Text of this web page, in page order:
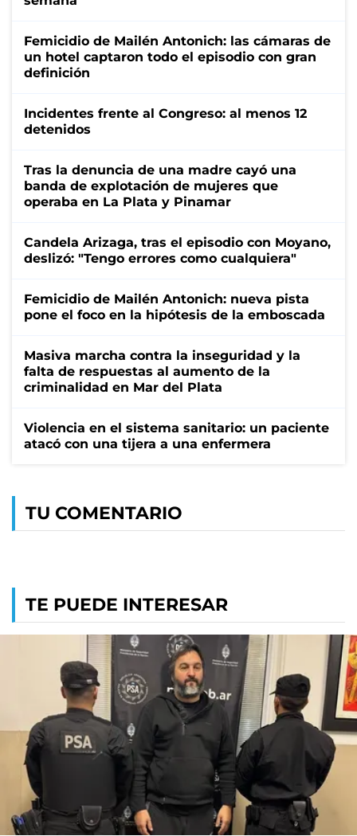
Femicidio de Mailén Antonich: las cámaras de
un hotel captaron todo el episodio con gran
definición
Incidentes frente al Congreso: al menos 12
detenidos
Tras la denuncia de una madre cayó una
banda de explotación de mujeres que
operaba en La Plata y Pinamar
Candela Arizaga, tras el episodio con Moyano,
deslizó: "Tengo errores como cualquiera"
Femicidio de Mailén Antonich: nueva pista
pone el foco en la hipótesis de la emboscada
Masiva marcha contra la inseguridad y la
falta de respuestas al aumento de la
criminalidad en Mar del Plata
Violencia en el sistema sanitario: un paciente
atacó con una tijera a una enfermera
TU COMENTARIO
TE PUEDE INTERESAR